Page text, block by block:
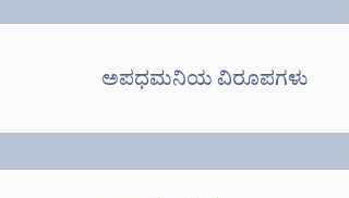
ಅಪಧಮನಿಯ ವಿರೂಪಗಳು